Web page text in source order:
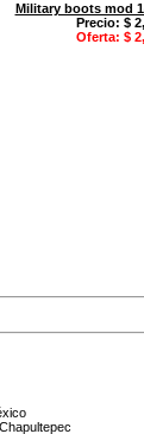
Military boots mod
Precio: $
Oferta: $